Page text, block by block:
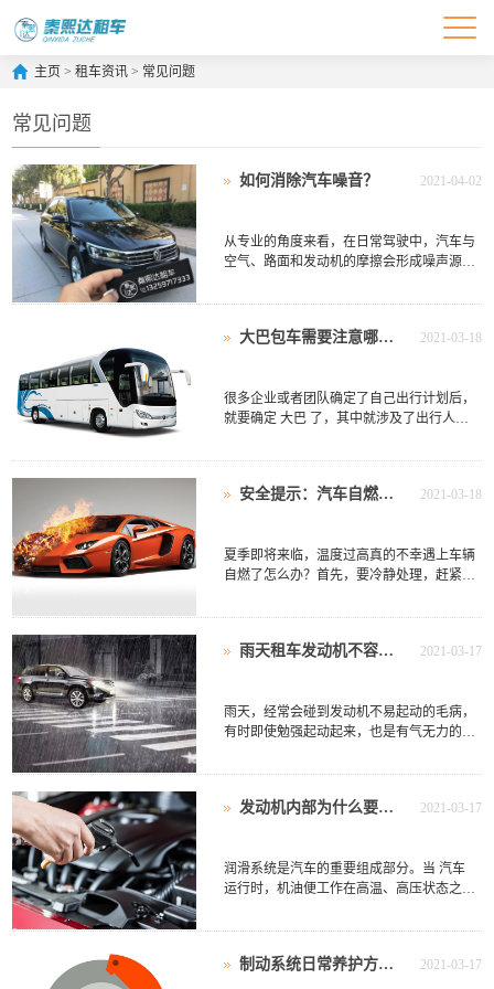
主页 >租车资讯 > 常见问题
常见问题
2021-04-02
如何消除汽车噪音？
从专业的角度来看，在日常驾驶中，汽车与
空气、路面和发动机的摩擦会形成噪声源。
行隔音呢？ 主要操作流程为： 1。为你的车
2021-03-18
大巴包车需要注意哪些问题
很多企业或者团队确定了自己出行计划后，
就要确定 大巴 了，其中就涉及了出行人
间等诸多事项，而百事达大巴包车就是提供
2021-03-18
安全提示：汽车自燃该如何从容应对
夏季即将来临，温度过高真的不幸遇上车辆
自燃了怎么办？首先，要冷静处理，赶紧离
好，可以避免不必要的麻烦。下面百事达租
2021-03-17
雨天租车发动机不容易启动该怎么办？
雨天，经常会碰到发动机不易起动的毛病，
有时即使勉强起动起来，也是有气无力的。
而产生的漏电。在 租车出游 前，请仔细查
2021-03-17
发动机内部为什么要清洗？
润滑系统是汽车的重要组成部分。当 汽车
运行时，机油便工作在高温、高压状态之
杂质。这样，机油会逐渐失去保护能力，颜
2021-03-17
制动系统日常养护方法有那些？